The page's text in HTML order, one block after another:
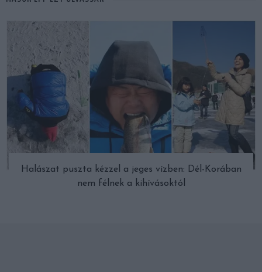
Halászat puszta kézzel a jeges vízben: Dél-Korában
nem félnek a kihívásoktól